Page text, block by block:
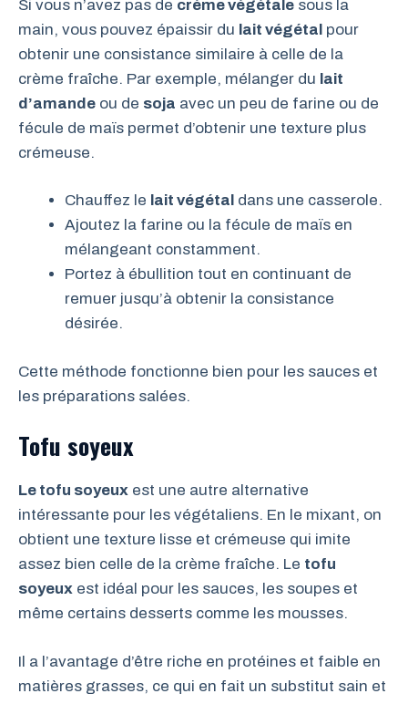
Si vous n’avez pas de crème végétale sous la
main, vous pouvez épaissir du lait végétal pour
obtenir une consistance similaire à celle de la
crème fraîche. Par exemple, mélanger du lait
d’amande ou de soja avec un peu de farine ou de
fécule de maïs permet d’obtenir une texture plus
crémeuse.
Chauffez le lait végétal dans une casserole.
Ajoutez la farine ou la fécule de maïs en
mélangeant constamment.
Portez à ébullition tout en continuant de
remuer jusqu’à obtenir la consistance
désirée.
Cette méthode fonctionne bien pour les sauces et
les préparations salées.
Tofu soyeux
Le tofu soyeux est une autre alternative
intéressante pour les végétaliens. En le mixant, on
obtient une texture lisse et crémeuse qui imite
assez bien celle de la crème fraîche. Le tofu
soyeux est idéal pour les sauces, les soupes et
même certains desserts comme les mousses.
Il a l’avantage d’être riche en protéines et faible en
matières grasses, ce qui en fait un substitut sain et